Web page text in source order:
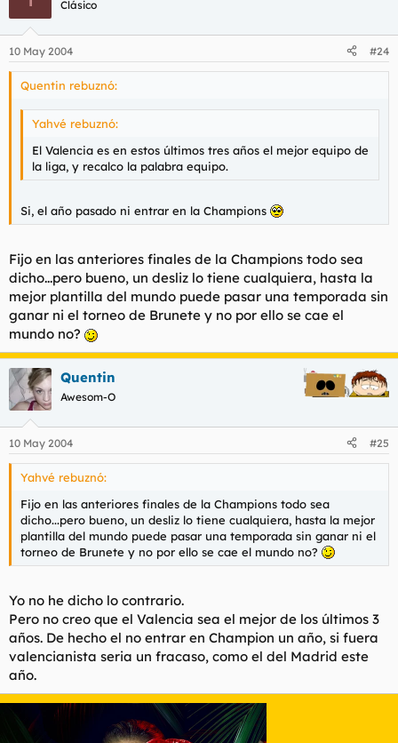
Clásico
10 May 2004 #24
Quentin rebuznó:
Yahvé rebuznó:
El Valencia es en estos últimos tres años el mejor equipo de
la liga, y recalco la palabra equipo.
Si, el año pasado ni entrar en la Champions
Fijo en las anteriores finales de la Champions todo sea
dicho...pero bueno, un desliz lo tiene cualquiera, hasta la
mejor plantilla del mundo puede pasar una temporada sin
ganar ni el torneo de Brunete y no por ello se cae el
mundo no?
Quentin
Awesom-O
10 May 2004 #25
Yahvé rebuznó:
Fijo en las anteriores finales de la Champions todo sea
dicho...pero bueno, un desliz lo tiene cualquiera, hasta la mejor
plantilla del mundo puede pasar una temporada sin ganar ni el
torneo de Brunete y no por ello se cae el mundo no?
Yo no he dicho lo contrario.
Pero no creo que el Valencia sea el mejor de los últimos 3
años. De hecho el no entrar en Champion un año, si fuera
valencianista seria un fracaso, como el del Madrid este
año.